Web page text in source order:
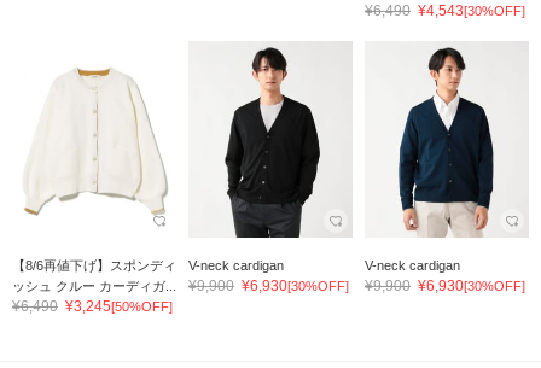
¥6,490 ¥4,543[30%OFF]
【8/6再値下げ】スポンディ
ッシュ クルー カーディガ...
¥6,490 ¥3,245[50%OFF]
V-neck cardigan
¥9,900 ¥6,930[30%OFF]
V-neck cardigan
¥9,900 ¥6,930[30%OFF]